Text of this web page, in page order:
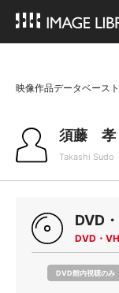
映像作品データベース
須藤 孝
Takashi Sudo
DVD
DVD・
DVD館内視聴のみ